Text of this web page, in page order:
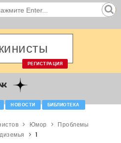
РЕГИСТРАЦИЯ
НОВОСТИ БИБЛИОТЕКА
Юмор
Проблемы
1